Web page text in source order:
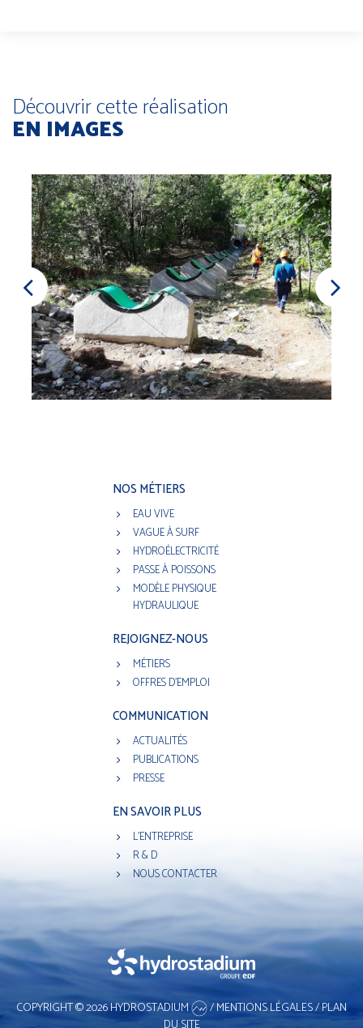
Découvrir cette réalisation
EN IMAGES
NOS MÉTIERS
EAU VIVE
VAGUE À SURF
HYDROÉLECTRICITÉ
PASSE À POISSONS
MODÈLE PHYSIQUE
HYDRAULIQUE
REJOIGNEZ-NOUS
MÉTIERS
OFFRES D'EMPLOI
COMMUNICATION
ACTUALITÉS
PUBLICATIONS
PRESSE
EN SAVOIR PLUS
L'ENTREPRISE
R & D
NOUS CONTACTER
COPYRIGHT © 2026 HYDROSTADIUM /MENTIONS LÉGALES/PLAN